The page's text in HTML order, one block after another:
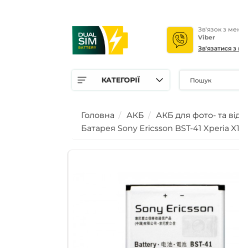
Зв'язок з
Viber
Зв'язатися
КАТЕГОРІЇ
Головна АКБ АКБ для фото- та
Батарея Sony Ericsson BST-41 Xperia